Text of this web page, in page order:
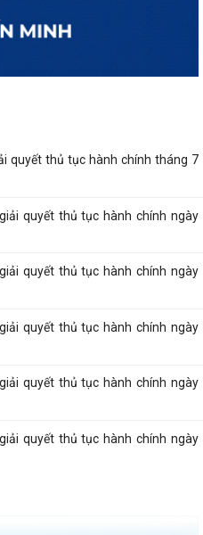
quyết thủ tục hành chính tháng 7
quyết thủ tục hành chính ngày
quyết thủ tục hành chính ngày
quyết thủ tục hành chính ngày
quyết thủ tục hành chính ngày
quyết thủ tục hành chính ngày